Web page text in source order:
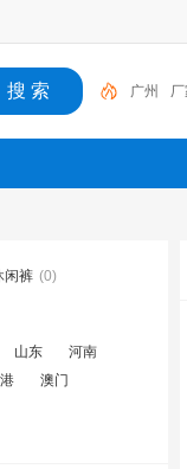
广州
福 咏玖
闲裤 (0)
山东
河南
澳门